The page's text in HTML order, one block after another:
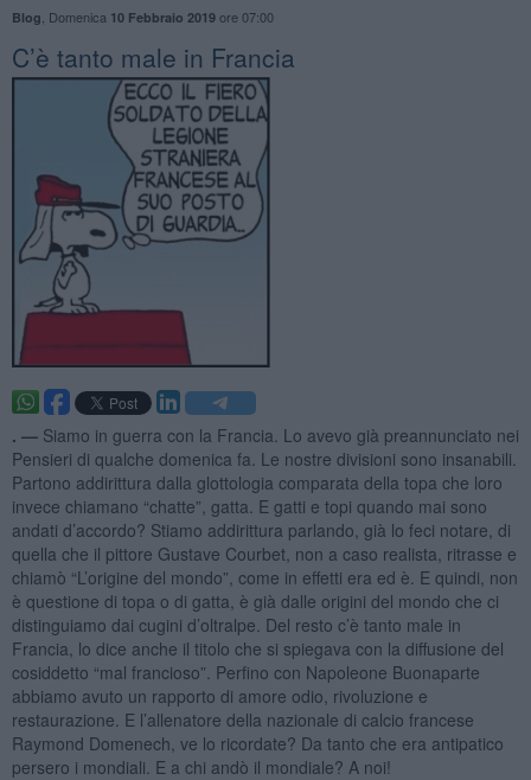
Blog Domenica 10 Febbraio 2019ore 07:00
C’è tanto male in Francia
. — Siamo in guerra con la Francia. Lo avevo già preannunciato nei
Pensieri di qualche domenica fa. Le nostre divisioni sono insanabili.
Partono addirittura dalla glottologia comparata della topa che loro
invece chiamano “chatte”, gatta. E gatti e topi quando mai sono
andati d’accordo? Stiamo addirittura parlando, già lo feci notare, di
quella che il pittore Gustave Courbet, non a caso realista, ritrasse e
chiamò “L’origine del mondo”, come in effetti era ed è. E quindi, non
è questione di topa o di gatta, è già dalle origini del mondo che ci
distinguiamo dai cugini d’oltralpe. Del resto c’è tanto male in
Francia, lo dice anche il titolo che si spiegava con la diffusione del
cosiddetto “mal francioso”. Perfino con Napoleone Buonaparte
abbiamo avuto un rapporto di amore odio, rivoluzione e
restaurazione. E l’allenatore della nazionale di calcio francese
Raymond Domenech, ve lo ricordate? Da tanto che era antipatico
persero i mondiali. E a chi andò il mondiale? A noi!